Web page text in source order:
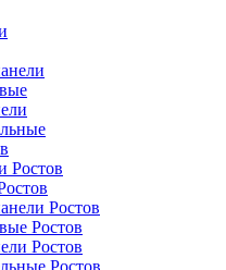
Ростов
Ростов
Ростов
Ростов
Ростов